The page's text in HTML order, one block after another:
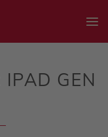
IPAD GEN